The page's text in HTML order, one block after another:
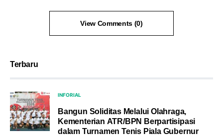
View Comments (0)
Terbaru
INFORIAL
Bangun Soliditas Melalui Olahraga,
Kementerian ATR/BPN Berpartisipasi
dalam Turnamen Tenis Piala Gubernur